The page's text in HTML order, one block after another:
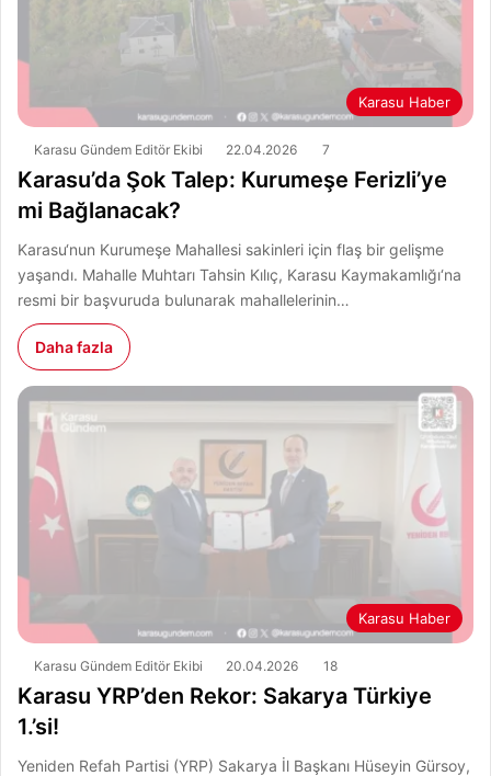
Karasu Haber
Karasu Gündem Editör Ekibi 22.04.2026 7
Karasu’da Şok Talep: Kurumeşe Ferizli’ye
mi Bağlanacak?
Karasu‘nun Kurumeşe Mahallesi sakinleri için flaş bir gelişme
yaşandı. Mahalle Muhtarı Tahsin Kılıç, Karasu Kaymakamlığı‘na
resmi bir başvuruda bulunarak mahallelerinin…
Daha fazla
Karasu Haber
Karasu Gündem Editör Ekibi 20.04.2026 18
Karasu YRP’den Rekor: Sakarya Türkiye
1.’si!
Yeniden Refah Partisi (YRP) Sakarya İl Başkanı Hüseyin Gürsoy,